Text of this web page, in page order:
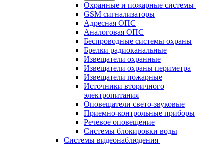
Охранные и пожарные системы
GSM сигнализаторы
Адресная ОПС
Аналоговая ОПС
Беспроводные системы охраны
Брелки радиоканальные
Извещатели охранные
Извещатели охраны периметра
Извещатели пожарные
Источники вторичного
электропитания
Оповещатели свето-звуковые
Приемно-контрольные приборы
Речевое оповещение
Системы блокировки воды
Системы видеонаблюдения